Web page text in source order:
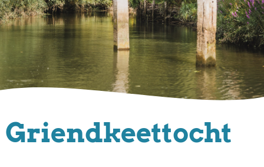
Griendkeettocht